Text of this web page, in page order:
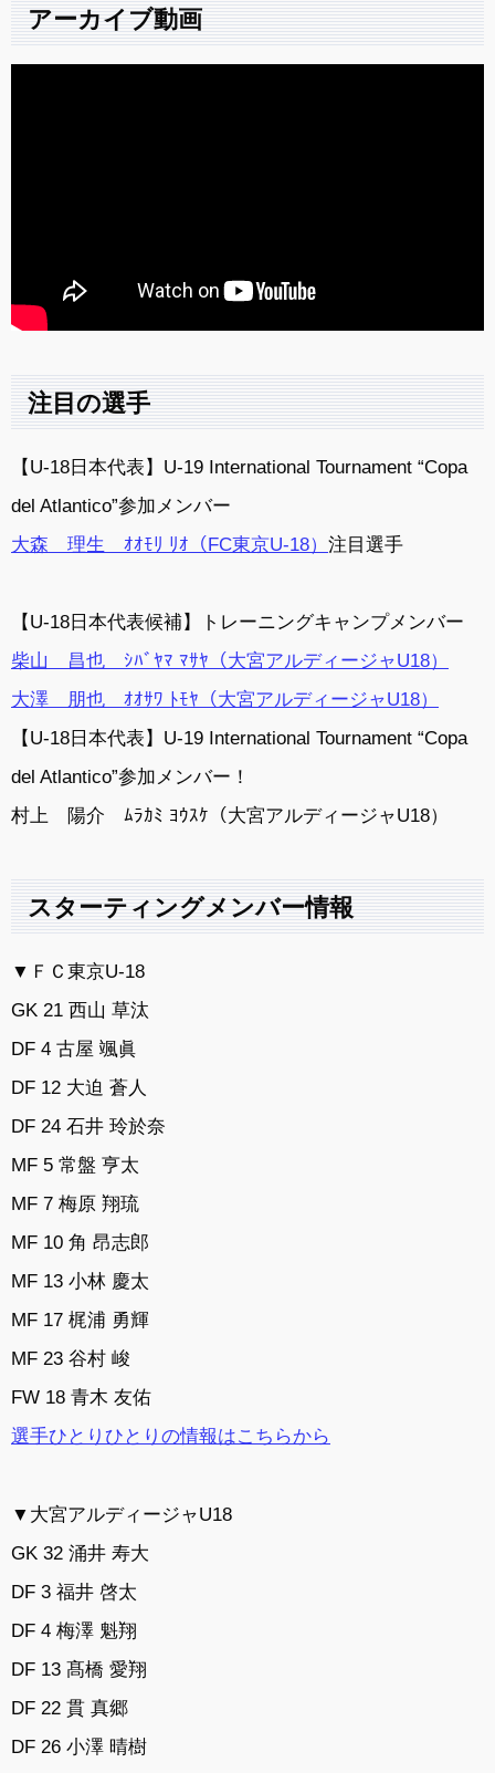
アーカイブ動画
注目の選手
【U-18日本代表】U-19 International Tournament “Copa
del Atlantico”参加メンバー
大森 理生 ｵｵﾓﾘ ﾘｵ（FC東京U-18） 注目選手
【U-18日本代表候補】トレーニングキャンプメンバー
柴山 昌也 ｼﾊﾞﾔﾏ ﾏｻﾔ（大宮アルディージャU18）
大澤 朋也 ｵｵｻﾜ ﾄﾓﾔ（大宮アルディージャU18）
【U-18日本代表】U-19 International Tournament “Copa
del Atlantico”参加メンバー！
村上 陽介 ﾑﾗｶﾐ ﾖｳｽｹ（大宮アルディージャU18）
スターティングメンバー情報
▼ＦＣ東京U-18
GK 21 西山 草汰
DF 4 古屋 颯眞
DF 12 大迫 蒼人
DF 24 石井 玲於奈
MF 5 常盤 亨太
MF 7 梅原 翔琉
MF 10 角 昂志郎
MF 13 小林 慶太
MF 17 梶浦 勇輝
MF 23 谷村 峻
FW 18 青木 友佑
選手ひとりひとりの情報はこちらから
▼大宮アルディージャU18
GK 32 涌井 寿大
DF 3 福井 啓太
DF 4 梅澤 魁翔
DF 13 髙橋 愛翔
DF 22 貫 真郷
DF 26 小澤 晴樹